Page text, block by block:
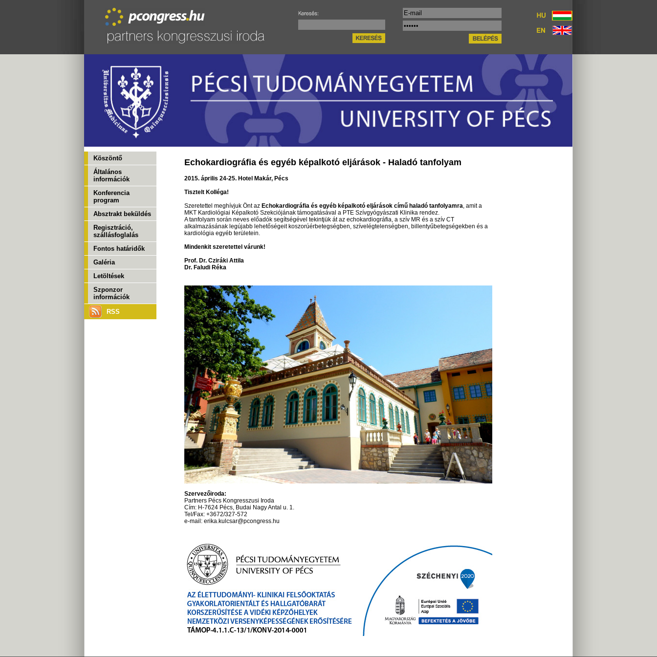
Köszöntő
Általános
információk
Konferencia
program
Absztrakt beküldés
Regisztráció,
szállásfoglalás
Fontos határidők
Galéria
Letöltések
Szponzor
információk
RSS
Echokardiográfia és egyéb képalkotó eljárások - Haladó tanfolyam
2015. április 24-25. Hotel Makár, Pécs
Tisztelt Kolléga!
Szeretettel meghívjuk Önt az Echokardiográfia és egyéb képalkotó eljárások című haladó tanfolyamra, amit a
MKT Kardiológiai Képalkotó Szekciójának támogatásával a PTE Szívgyógyászati Klinika rendez.
A tanfolyam során neves előadók segítségével tekintjük át az echokardiográfia, a szív MR és a szív CT
alkalmazásának legújabb lehetőségeit koszorúérbetegségben, szívelégtelenségben, billentyűbetegségekben és a
kardiológia egyéb területein.
Mindenkit szeretettel várunk!
Prof. Dr. Cziráki Attila
Dr. Faludi Réka
Szervezőiroda:
Partners Pécs Kongresszusi Iroda
Cím: H-7624 Pécs, Budai Nagy Antal u. 1.
Tel/Fax: +3672/327-572
e-mail: erika.kulcsar@pcongress.hu